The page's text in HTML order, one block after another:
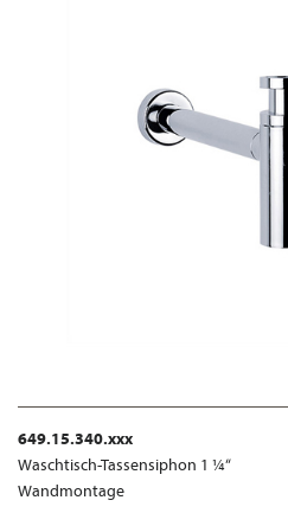
649.15.340.xxx
Waschtisch-Tassensiphon 1 ¼“
Wandmontage